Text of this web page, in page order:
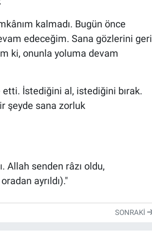
kalmadı. Bugün önce
edeceğim. Sana gözlerini geri
ki, onunla yoluma devam
İstediğini al, istediğini bırak.
şeyde sana zorluk
Allah senden râzı oldu,
ayrıldı)."
SONRAKI